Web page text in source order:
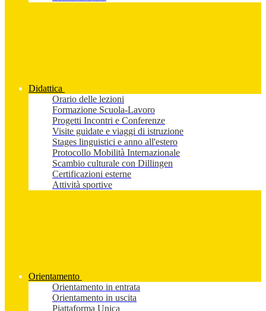
Didattica
Orario delle lezioni
Formazione Scuola-Lavoro
Progetti Incontri e Conferenze
Visite guidate e viaggi di istruzione
Stages linguistici e anno all'estero
Protocollo Mobilità Internazionale
Scambio culturale con Dillingen
Certificazioni esterne
Attività sportive
Orientamento
Orientamento in entrata
Orientamento in uscita
Piattaforma Unica